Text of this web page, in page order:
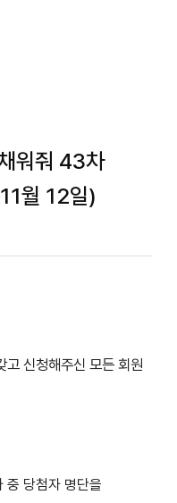
워줘 43차
월 12일)
고 신청해주신 모든 회원
중 당첨자 명단을